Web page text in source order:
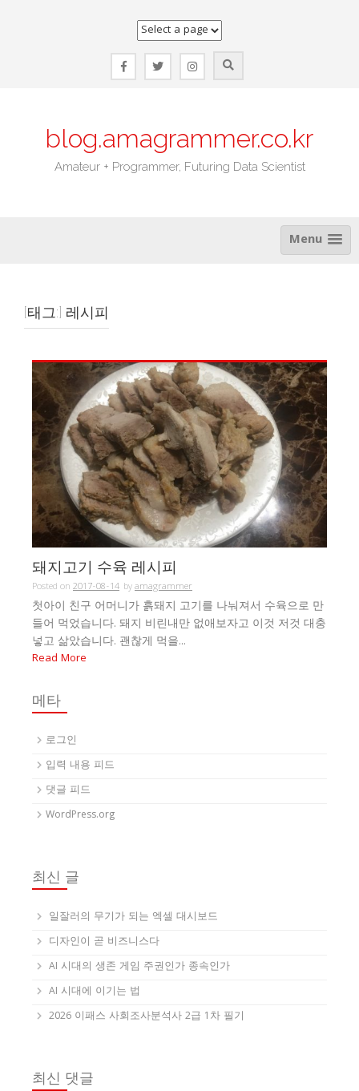
blog.amagrammer.co.kr
Amateur + Programmer, Futuring Data Scientist
Menu
[태그:] 레시피
돼지고기 수육 레시피
Posted on 2017-08-14 byamagrammer
첫아이 친구 어머니가 흙돼지 고기를 나눠져서 수육으로 만
들어 먹었습니다. 돼지 비린내만 없애보자고 이것 저것 대충
넣고 삶았습니다. 괜찮게 먹을...
Read More
메타
로그인
입력 내용 피드
댓글 피드
WordPress.org
최신 글
일잘러의 무기가 되는 엑셀 대시보드
디자인이 곧 비즈니스다
AI 시대의 생존 게임 주권인가 종속인가
AI 시대에 이기는 법
2026 이패스 사회조사분석사 2급 1차 필기
최신 댓글